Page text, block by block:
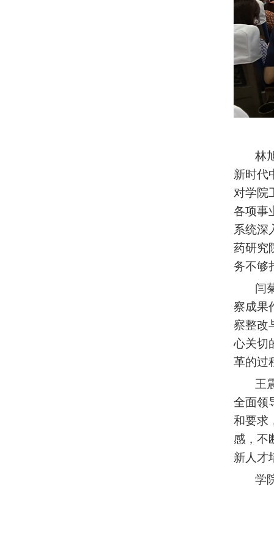
林旭
新时代
对学院
各项事
系统深
药研究
务不够
闫菊
察成果
察整改
心关切
革的过
王震
全面领
和要求
感，不
新人才
学院